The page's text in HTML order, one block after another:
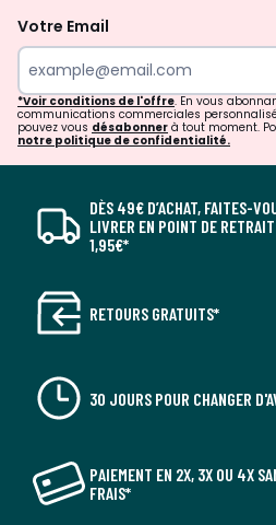
Votre Email
*Voir conditions de l'offre. En vous
communications commerciales
pouvez vous désabonner à tout moment.
notre politique de confidentialité.
DÈS 49€ D’ACHAT, FAITES-
LIVRER EN POINT DE
1,95€*
RETOURS GRATUITS*
30 JOURS POUR CHANGER
PAIEMENT EN 2X, 3X OU 4X
FRAIS*